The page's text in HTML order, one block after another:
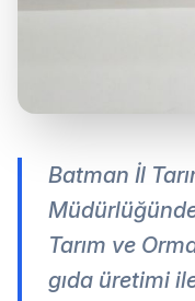
Batman İl
Tarım ve
gıda üretimi